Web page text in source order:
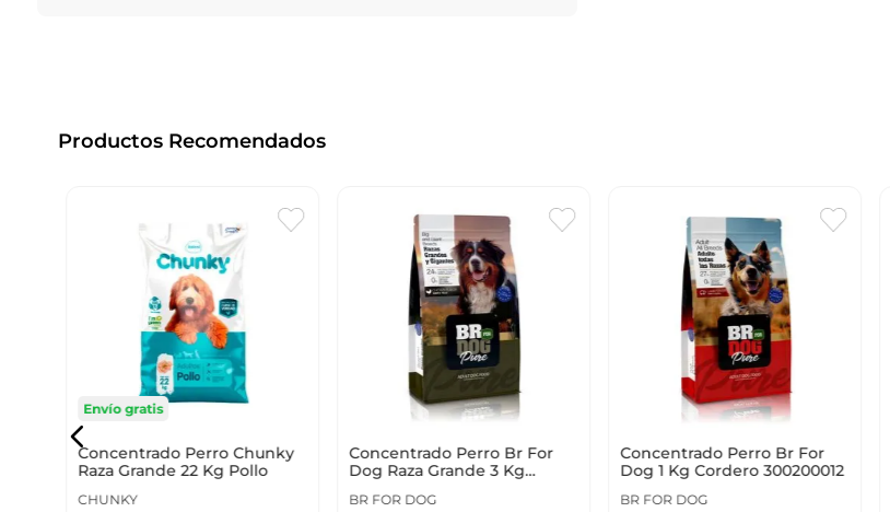
Productos Recomendados
Envío gratis
Concentrado Perro Chunky
Raza Grande 22 Kg Pollo
CHUNKY
Concentrado Perro Br For
Dog Raza Grande 3 Kg
BR FOR DOG
Concentrado Perro Br For
Dog 1 Kg Cordero 300200012
BR FOR DOG